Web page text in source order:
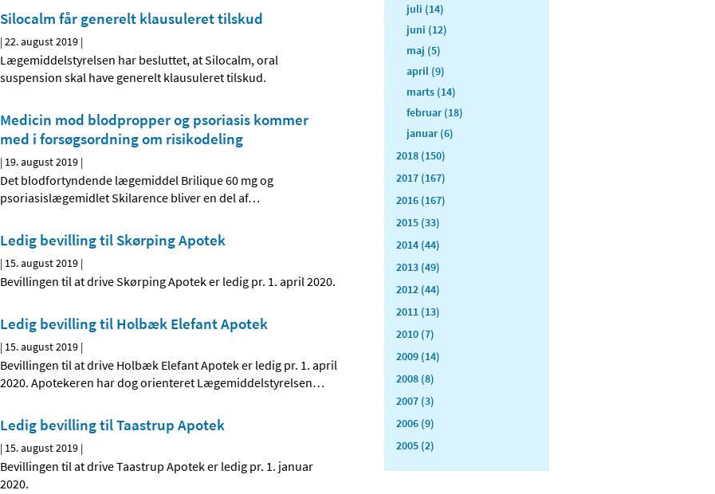
Silocalm får generelt klausuleret tilskud
|22. august 2019 |
Lægemiddelstyrelsen har besluttet, at Silocalm, oral
suspension skal have generelt klausuleret tilskud.
Medicin mod blodpropper og psoriasis kommer
med i forsøgsordning om risikodeling
| 19. august 2019 |
Det blodfortyndende lægemiddel Brilique 60 mg og
psoriasislægemidlet Skilarence bliver en del af…
Ledig bevilling til Skørping Apotek
| 15. august 2019 |
Bevillingen til at drive Skørping Apotek er ledig pr. 1. april 2020.
Ledig bevilling til Holbæk Elefant Apotek
| 15. august 2019 |
Bevillingen til at drive Holbæk Elefant Apotek er ledig pr. 1. april
2020. Apotekeren har dog orienteret Lægemiddelstyrelsen…
Ledig bevilling til Taastrup Apotek
| 15. august 2019 |
Bevillingen til at drive Taastrup Apotek er ledig pr. 1. januar
2020.
juli (14)
juni (12)
maj (5)
april (9)
marts (14)
februar (18)
januar (6)
2018 (150)
2017 (167)
2016 (167)
2015 (33)
2014 (44)
2013 (49)
2012 (44)
2011 (13)
2010 (7)
2009 (14)
2008 (8)
2007 (3)
2006 (9)
2005 (2)